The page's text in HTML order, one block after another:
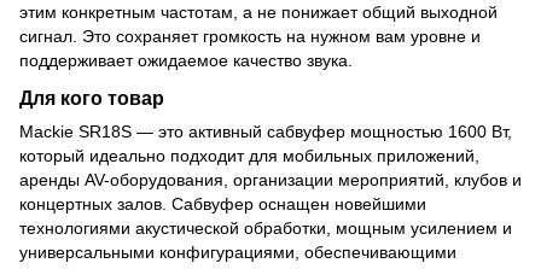
этим конкретным частотам, а не понижает общий выходной
сигнал. Это сохраняет громкость на нужном вам уровне и
поддерживает ожидаемое качество звука.
Для кого товар
Mackie SR18S — это активный сабвуфер мощностью 1600 Вт,
который идеально подходит для мобильных приложений,
аренды AV-оборудования, организации мероприятий, клубов и
концертных залов. Сабвуфер оснащен новейшими
технологиями акустической обработки, мощным усилением и
универсальными конфигурациями, обеспечивающими